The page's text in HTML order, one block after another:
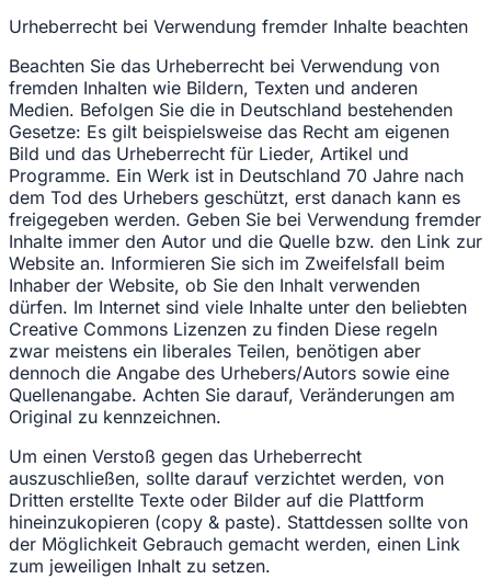
Urheberrecht bei Verwendung fremder Inhalte beachten
Beachten Sie das Urheberrecht bei Verwendung von
fremden Inhalten wie Bildern, Texten und anderen
Medien. Befolgen Sie die in Deutschland bestehenden
Gesetze: Es gilt beispielsweise das Recht am eigenen
Bild und das Urheberrecht für Lieder, Artikel und
Programme. Ein Werk ist in Deutschland 70 Jahre nach
dem Tod des Urhebers geschützt, erst danach kann es
freigegeben werden. Geben Sie bei Verwendung fremder
Inhalte immer den Autor und die Quelle bzw. den Link zur
Website an. Informieren Sie sich im Zweifelsfall beim
Inhaber der Website, ob Sie den Inhalt verwenden
dürfen. Im Internet sind viele Inhalte unter den beliebten
Creative Commons Lizenzen zu finden Diese regeln
zwar meistens ein liberales Teilen, benötigen aber
dennoch die Angabe des Urhebers/Autors sowie eine
Quellenangabe. Achten Sie darauf, Veränderungen am
Original zu kennzeichnen.
Um einen Verstoß gegen das Urheberrecht
auszuschließen, sollte darauf verzichtet werden, von
Dritten erstellte Texte oder Bilder auf die Plattform
hineinzukopieren (copy & paste). Stattdessen sollte von
der Möglichkeit Gebrauch gemacht werden, einen Link
zum jeweiligen Inhalt zu setzen.